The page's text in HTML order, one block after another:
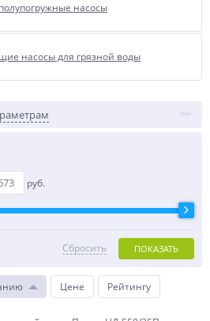
насосы
насосы для грязной воды
руб.
ПОКАЗАТЬ
Сбросить
Цене Рейтингу